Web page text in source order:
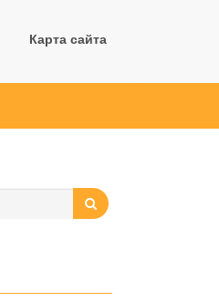
Карта сайта